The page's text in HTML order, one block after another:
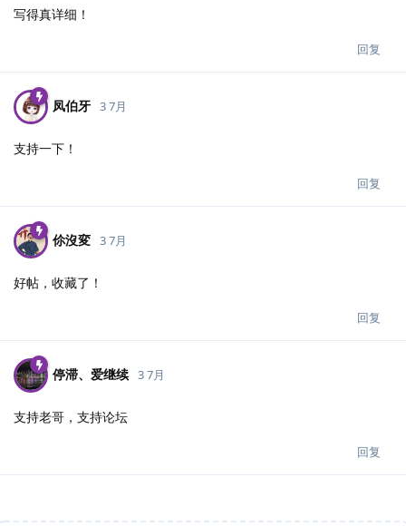
写得真详细！
回复
凤伯牙 3 7月
支持一下！
回复
伱沒変 3 7月
好帖，收藏了！
回复
停滞、爱继续 3 7月
支持老哥，支持论坛
回复